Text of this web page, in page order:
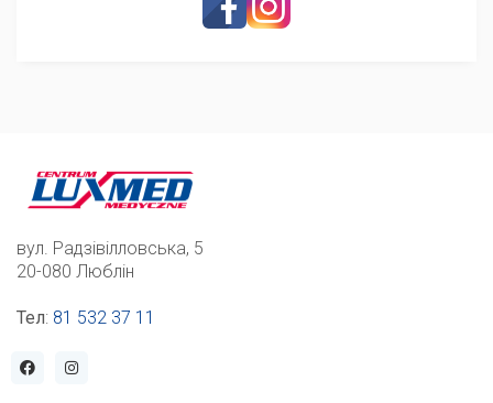
вул. Радзівілловська, 5
20-080 Люблін
Тел: 81 532 37 11